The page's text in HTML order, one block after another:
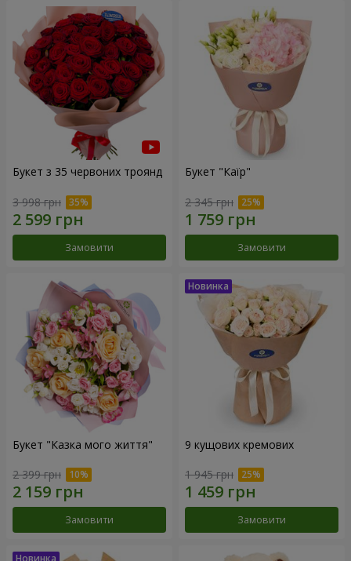
Букет з 35 червоних троянд
3 998 грн
Замовити
Букет "Каїр"
2 345 грн
Замовити
Букет "Казка мого життя"
2 399 грн
Замовити
9 кущових кремових
1 945 грн
Замовити